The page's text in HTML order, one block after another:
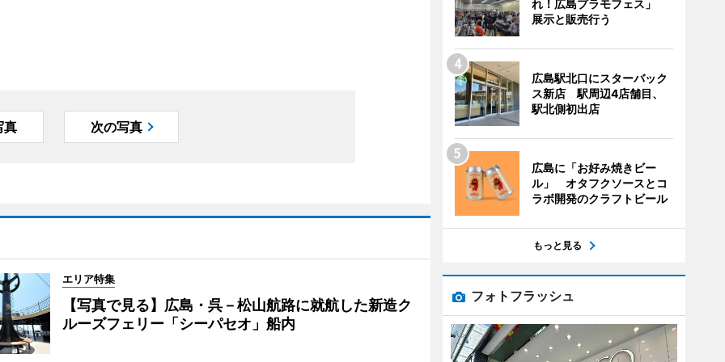
真 次の写真
エリア特集
【写真で見る】広島・呉－松山航路に就航した新造ク
ルーズフェリー「シーパセオ」船内
れ！広島プラモフェス」
展示と販売行う
広島駅北口にスターバック
ス新店 駅周辺4店舗目、
駅北側初出店
広島に「お好み焼きビー
ル」 オタフクソースとコ
ラボ開発のクラフトビール
もっと見る
フォトフラッシュ